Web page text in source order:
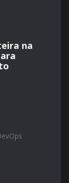
na